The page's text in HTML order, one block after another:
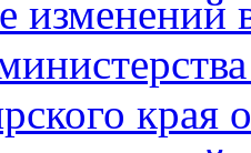
изменений